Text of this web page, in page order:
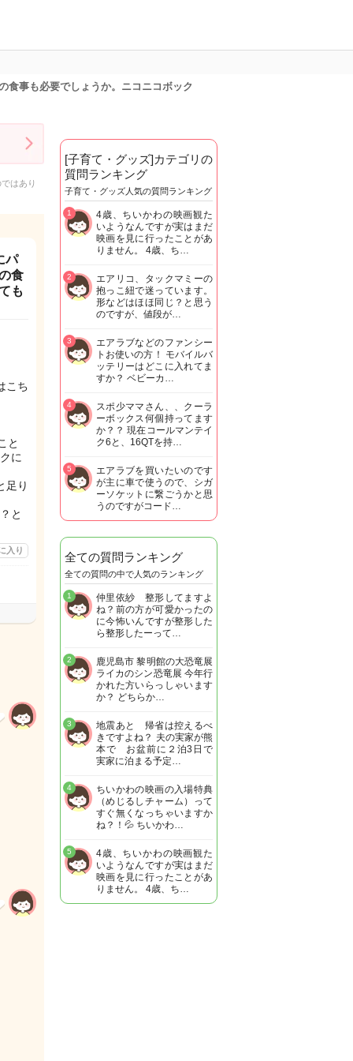
食事も必要でしょうか。ニコニコボック
はあり
パ
食
も
こち
と
に
足り
と
入り
[子育て・グッズ]カテゴリの
質問ランキング
子育て・グッズ人気の質問ランキング
4歳、ちいかわの映画観た
いようなんですが実はまだ
映画を見に行ったことがあ
りません。 4歳、ち…
1
エアリコ、タックマミーの
抱っこ紐で迷っています。
形などはほほ同じ？と思う
のですが、値段が…
2
エアラブなどのファンシー
トお使いの方！ モバイルバ
ッテリーはどこに入れてま
すか？ ベビーカ…
3
スポ少ママさん、、クーラ
ーボックス何個持ってます
か？？ 現在コールマンテイ
ク6と、16QTを持…
4
エアラブを買いたいのです
が主に車で使うので、シガ
ーソケットに繋ごうかと思
うのですがコード…
5
全ての質問ランキング
全ての質問の中で人気のランキング
仲里依紗 整形してますよ
ね？前の方が可愛かったの
に今怖いんですが整形した
ら整形したーって…
1
鹿児島市 黎明館の大恐竜展
ライカのシン恐竜展 今年行
かれた方いらっしゃいます
か？ どちらか…
2
地震あと 帰省は控えるべ
きですよね？ 夫の実家が熊
本で お盆前に２泊3日で
実家に泊まる予定…
3
ちいかわの映画の入場特典
（めじるしチャーム）って
すぐ無くなっちゃいますか
ね？！💦 ちいかわ…
4
4歳、ちいかわの映画観た
いようなんですが実はまだ
映画を見に行ったことがあ
りません。 4歳、ち…
5